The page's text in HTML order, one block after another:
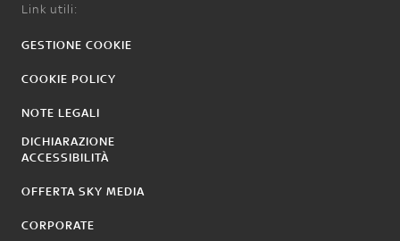
Link utili:
GESTIONE COOKIE
COOKIE POLICY
NOTE LEGALI
DICHIARAZIONE
ACCESSIBILITÀ
OFFERTA SKY MEDIA
CORPORATE